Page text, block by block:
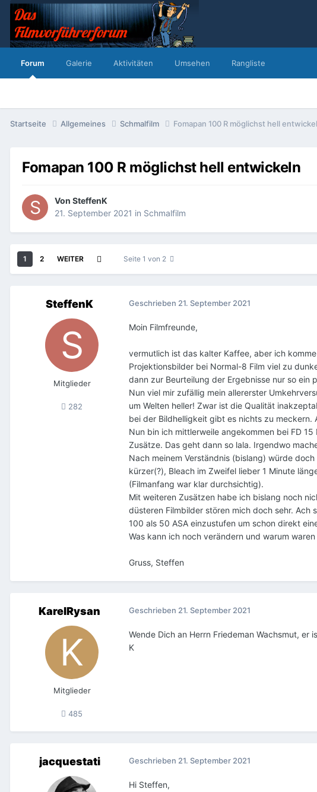
Forum Galerie Aktivitäten Umsehen Rangliste
Startseite Allgemeines Schmalfilm Fomapan 100 R möglichst hell
Fomapan 100 R möglichst hell entwickeln
Von SteffenK
21. September 2021 in Schmalfilm
1 2 WEITER Seite 1 von 2
SteffenK
Mitglieder
282
Geschrieben 21. September 2021
Moin Filmfreunde,
vermutlich ist das kalter Kaffee, aber ich
Projektionsbilder bei Normal-8 Film viel zu
dann zur Beurteilung der Ergebnisse nur so ein
Nun viel mir zufällig mein allererster
um Welten heller! Zwar ist die Qualität
bei der Bildhelligkeit gibt es nichts zu meckern.
Nun bin ich mittlerweile angekommen bei FD
Zusätze. Das geht dann so lala. Irgendwo
Nach meinem Verständnis (bislang) würde
kürzer(?), Bleach im Zweifel lieber 1 Minute
(Filmanfang war klar durchsichtig).
Mit weiteren Zusätzen habe ich bislang noch
düsteren Filmbilder stören mich doch sehr.
100 als 50 ASA einzustufen um schon direkt
Was kann ich noch verändern und warum
Gruss, Steffen
KarelRysan
Mitglieder
485
Geschrieben 21. September 2021
Wende Dich an Herrn Friedeman Wachsmut,
K
jacquestati Geschrieben 21. September 2021
Hi Steffen,